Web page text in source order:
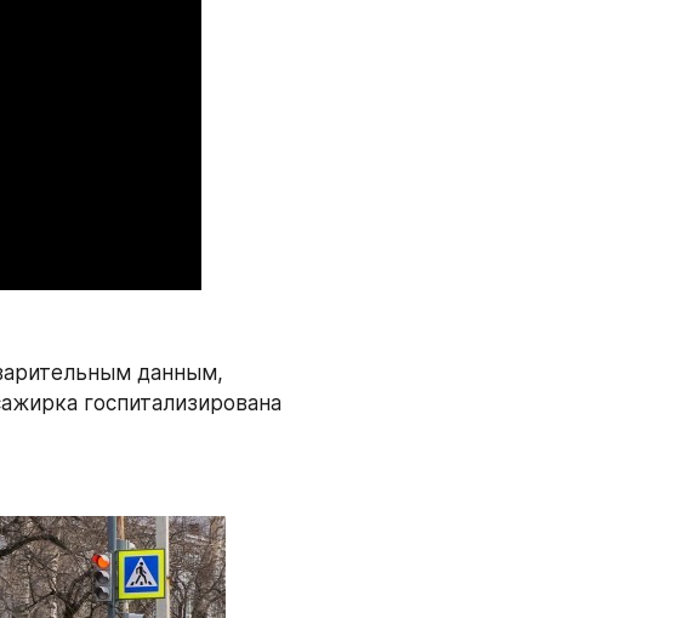
данным,
госпитализирована